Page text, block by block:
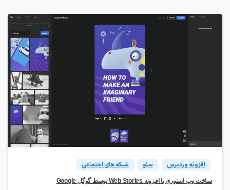
8
افزونه وردپرس سئو شبکه های اجتماعی
ساخت وب استوری با افزونه Web Stories توسط گوگل Google